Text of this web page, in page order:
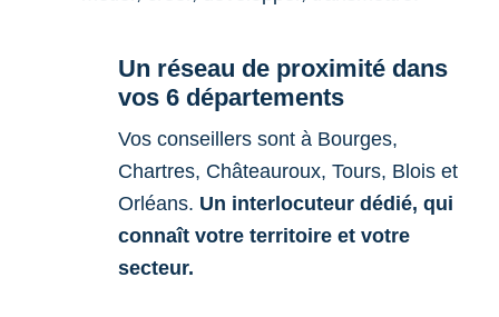
Un réseau de proximité dans
vos 6 départements
Vos conseillers sont à Bourges,
Chartres, Châteauroux, Tours, Blois et
Orléans. Un interlocuteur dédié, qui
connaît votre territoire et votre
secteur.